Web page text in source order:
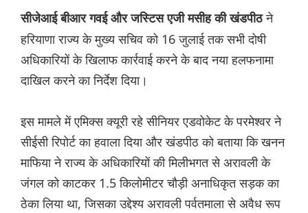
सीजेआई बीआर गवई और जस्टिस एजी मसीह की खंडपीठने
हरियाणा राज्य के मुख्य सचिव को 16 जुलाई तक सभी दोषी
अधिकारियों के खिलाफ कार्रवाई करने के बाद नया हलफनामा
दाखिल करने का निर्देश दिया।
इस मामले में एमिक्स क्यूरी रहे सीनियर एडवोकेट के परमेश्वर ने
सीईसी रिपोर्ट का हवाला दिया और खंडपीठ को बताया कि खनन
माफिया ने राज्य के अधिकारियों की मिलीभगत से अरावली के
जंगल को काटकर 1.5 किलोमीटर चौड़ी अनाधिकृत सड़क का
ठेका लिया था, जिसका उद्देश्य अरावली पर्वतमाला से अवैध रूप